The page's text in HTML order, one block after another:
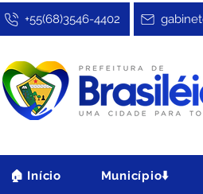
+55(68)3546-4402
🏠 Início Município⬇️